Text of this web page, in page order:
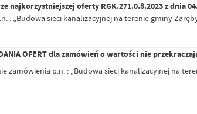
najkorzystniejszej oferty RGK.271.0.8.2023 z dnia
: „Budowa sieci kanalizacyjnej na terenie gminy
OFERT dla zamówień o wartości nie
zamówienia p.n. : „Budowa sieci kanalizacyjnej na